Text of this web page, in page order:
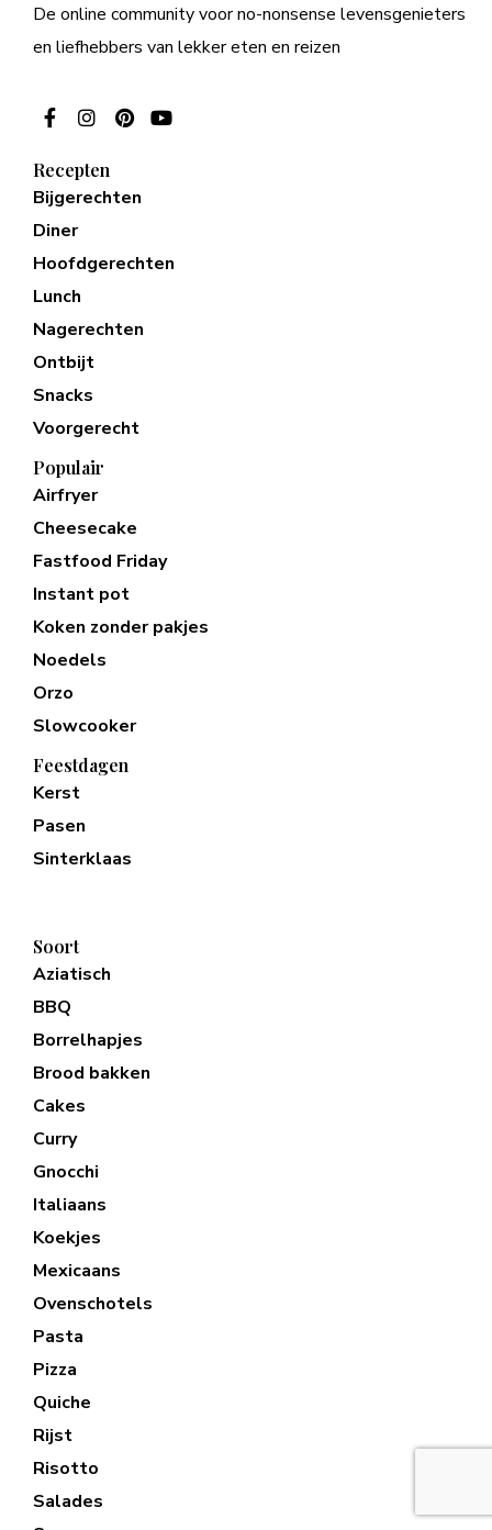
De online community voor no-nonsense levensgenieters
en liefhebbers van lekker eten en reizen
Recepten
Bijgerechten
Diner
Hoofdgerechten
Lunch
Nagerechten
Ontbijt
Snacks
Voorgerecht
Populair
Airfryer
Cheesecake
Fastfood Friday
Instant pot
Koken zonder pakjes
Noedels
Orzo
Slowcooker
Feestdagen
Kerst
Pasen
Sinterklaas
Soort
Aziatisch
BBQ
Borrelhapjes
Brood bakken
Cakes
Curry
Gnocchi
Italiaans
Koekjes
Mexicaans
Ovenschotels
Pasta
Pizza
Quiche
Rijst
Risotto
Salades